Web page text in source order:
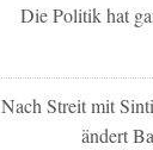
Die Politik hat
Nach Streit mit
ändert